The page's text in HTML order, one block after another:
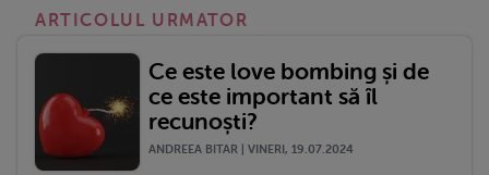
ARTICOLUL URMATOR
Ce este love bombing și de
ce este important să îl
recunoști?
ANDREEA BITAR | VINERI, 19.07.2024